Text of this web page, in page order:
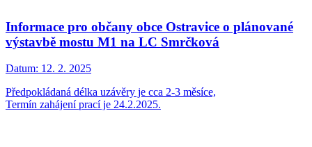
Informace pro občany obce Ostravice o plánované
výstavbě mostu M1 na LC Smrčková
Datum: 12. 2. 2025
Předpokládaná délka uzávěry je cca 2-3 měsíce,
Termín zahájení prací je 24.2.2025.